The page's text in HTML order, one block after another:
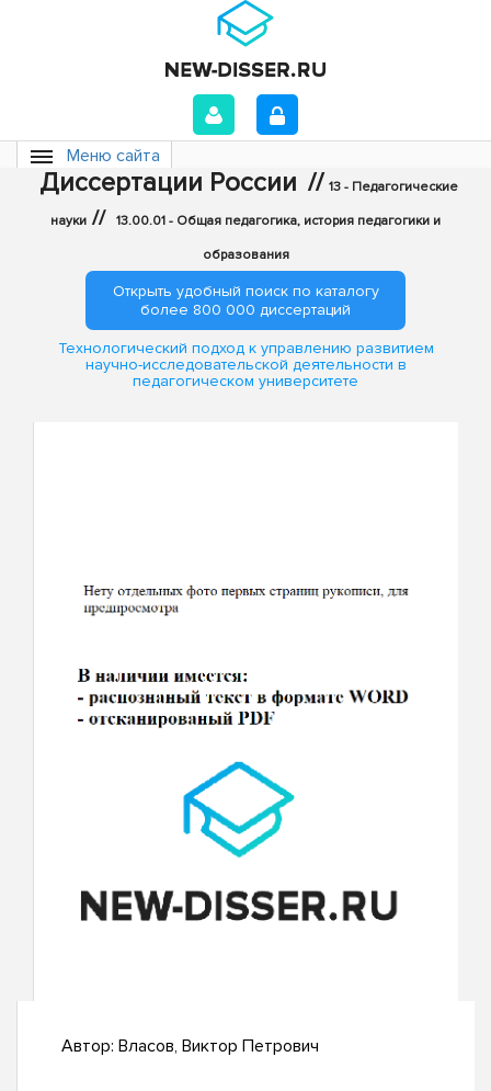
Меню сайта
Диссертации России // 13 - Педагогические
науки // 13.00.01 - Общая педагогика, история педагогики и
образования
Открыть удобный поиск по каталогу
более 800 000 диссертаций
Технологический подход к управлению развитием
научно-исследовательской деятельности в
педагогическом университете
Автор: Власов, Виктор Петрович